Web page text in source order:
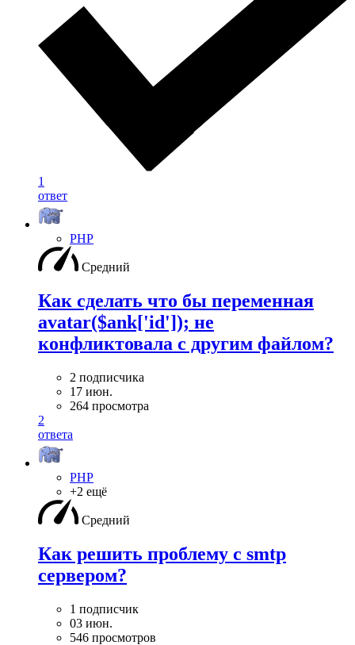
1
ответ
PHP
Средний
Как сделать что бы переменная
avatar($ank['id']); не
конфликтовала с другим файлом?
2 подписчика
17 июн.
264 просмотра
2
ответа
PHP
+2 ещё
Средний
Как решить проблему с smtp
сервером?
1 подписчик
03 июн.
546 просмотров